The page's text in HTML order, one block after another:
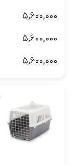
۵,۶۰۰,۰۰۰
۵,۶۰۰,۰۰۰
۵,۶۰۰,۰۰۰